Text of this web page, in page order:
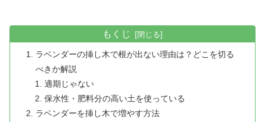
もくじ
ラベンダーの挿し木で根が出ない理由は？どこを切る
べきか解説
適期じゃない
保水性・肥料分の高い土を使っている
ラベンダーを挿し木で増やす方法